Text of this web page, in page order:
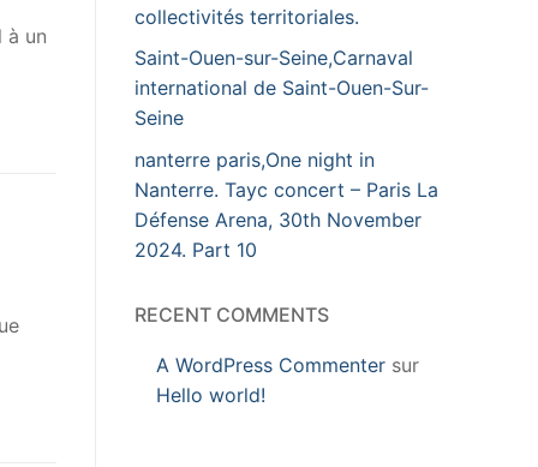
à un
collectivités territoriales.
Saint-Ouen-sur-Seine,Carnaval
international de Saint-Ouen-Sur-
Seine
nanterre paris,One night in
Nanterre. Tayc concert – Paris La
Défense Arena, 30th November
2024. Part 10
RECENT COMMENTS
A WordPress Commenter sur
Hello world!